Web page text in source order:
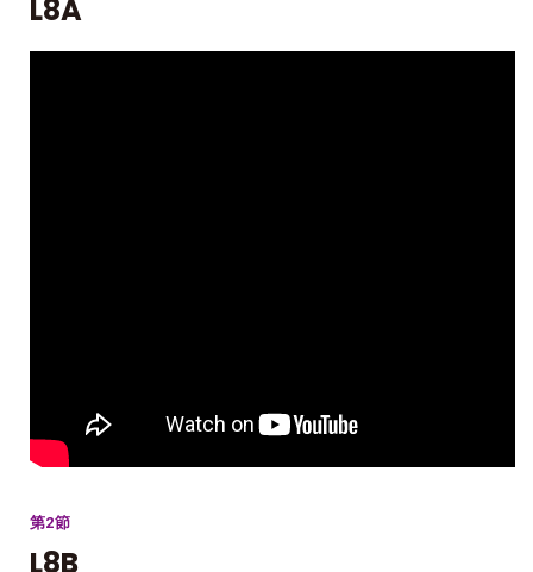
L8A
第2節
L8B